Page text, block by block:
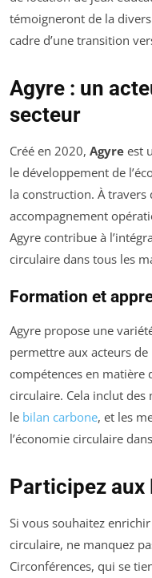
témoigneront de la
cadre d’une transition
Agyre : un
secteur
Créé en 2020, Agyre est
le développement de
la construction. À
accompagnement
Agyre contribue à
circulaire dans tous les
Formation et
Agyre propose une
permettre aux acteurs
compétences en matière
circulaire. Cela inclut
le bilan carbone, et les
l’économie circulaire
Participez aux
Si vous souhaitez
circulaire, ne manquez
Circonférences, qui se